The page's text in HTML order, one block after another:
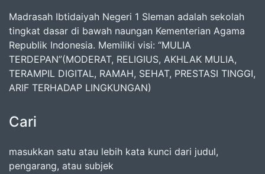
Madrasah Ibtidaiyah Negeri 1 Sleman adalah sekolah
tingkat dasar di bawah naungan Kementerian Agama
Republik Indonesia. Memiliki visi: “MULIA
TERDEPAN”(MODERAT, RELIGIUS, AKHLAK MULIA,
TERAMPIL DIGITAL, RAMAH, SEHAT, PRESTASI TINGGI,
ARIF TERHADAP LINGKUNGAN)
Cari
masukkan satu atau lebih kata kunci dari judul,
pengarang, atau subjek